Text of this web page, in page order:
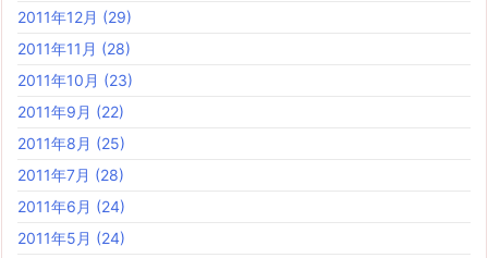
2011年12月 (29)
2011年11月 (28)
2011年10月 (23)
2011年9月 (22)
2011年8月 (25)
2011年7月 (28)
2011年6月 (24)
2011年5月 (24)